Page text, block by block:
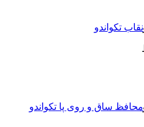
نقاب تکواندو
محافظ ساق و روی پا تکواندو